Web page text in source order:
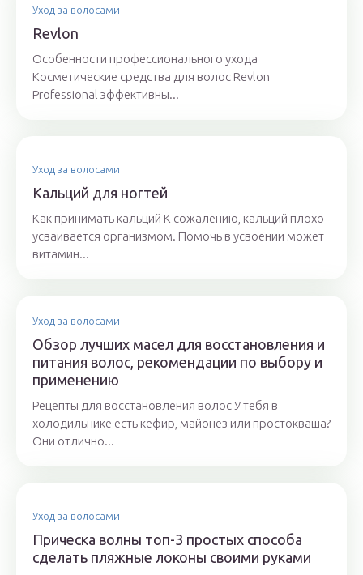
Уход за волосами
Revlon
Особенности профессионального ухода
Косметические средства для волос Revlon
Рrofessional эффективны...
Уход за волосами
Кальций для ногтей
Как принимать кальций К сожалению, кальций плохо
усваивается организмом. Помочь в усвоении может
витамин...
Уход за волосами
Обзор лучших масел для восстановления и
питания волос, рекомендации по выбору и
применению
Рецепты для восстановления волос У тебя в
холодильнике есть кефир, майонез или простокваша?
Они отлично...
Уход за волосами
Прическа волны топ-3 простых способа
сделать пляжные локоны своими руками